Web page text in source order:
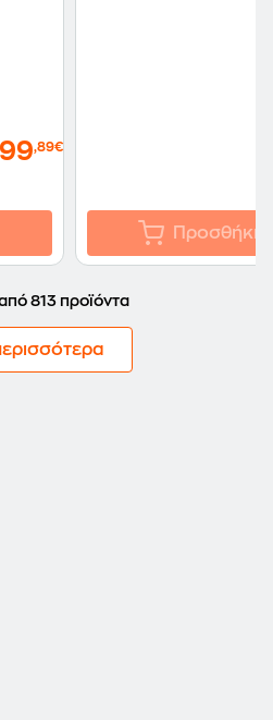
99,89€
Προσθήκη
813 προϊόντα